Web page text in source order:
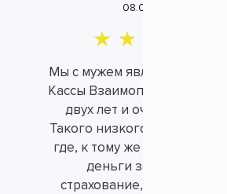
08.04.2026
Мы с мужем являемся
Кассы Взаимопомощи уже
двух лет и очень
Такого низкого процента
где, к тому же не берут
деньги за не нужное
страхование, а это